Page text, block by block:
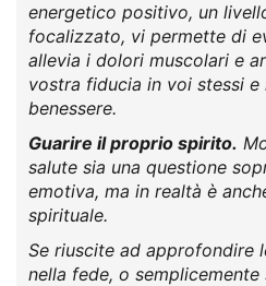
energetico positivo, un
focalizzato, vi permette di
allevia i dolori muscolari e
vostra fiducia in voi stessi
benessere.
Guarire il proprio spirito.
salute sia una questione
emotiva, ma in realtà è
spirituale.
Se riuscite ad approfondire
nella fede, o